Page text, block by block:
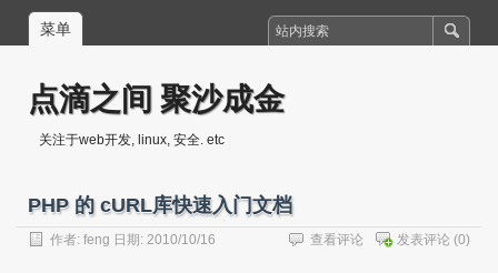
菜单
点滴之间 聚沙成金
关注于web开发, linux, 安全. etc
PHP 的 cURL库快速入门文档
作者: feng 日期: 2010/10/16 发表评论 (0)
查看评论